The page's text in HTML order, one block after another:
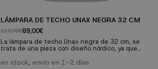
LÁMPARA DE TECHO UNAX NEGRA 32 CM
115,00€69,00€
La lámpara de techo Unax negra de 32 cm, se
trata de una pieza con diseño nórdico, ya que
acabado de sus materiales, aluminio lacado en
en stock, envío en 1-2 días